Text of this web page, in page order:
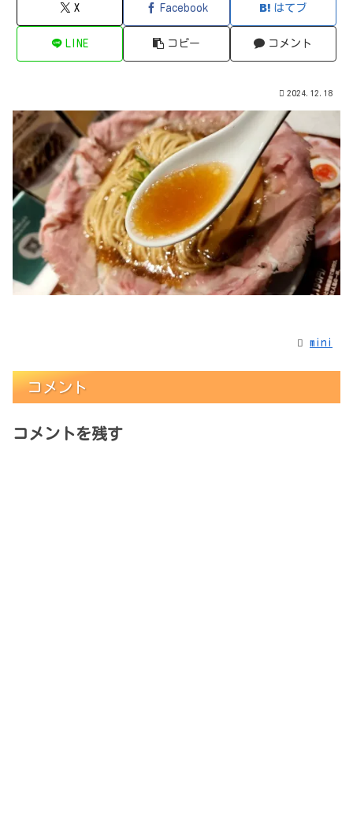
X Facebook はてブ
LINE コピー コメント
2024.12.18
mini
コメント
コメントを残す